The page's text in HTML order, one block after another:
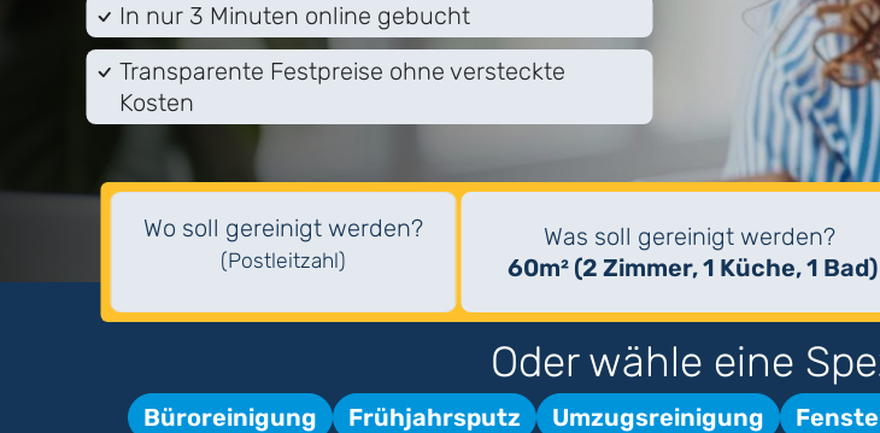
In nur 3 Minuten online gebucht
Transparente Festpreise ohne versteckte
Kosten
Wo soll gereinigt werden?
(Postleitzahl)
Was soll gereinigt werden?
60m² (2 Zimmer, 1 Küche, 1 Bad)
Oder wähle eine
Büroreinigung Frühjahrsputz Umzugsreinigung